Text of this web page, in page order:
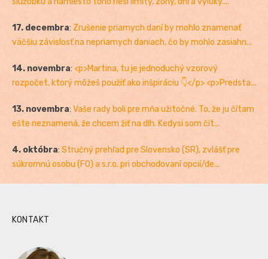
17. decembra: Zrušenie priamych daní by mohlo znamenať
väčšiu závislosť na nepriamych daniach, čo by mohlo zasiahn...
14. novembra: <p>Martina, tu je jednoduchý vzorový
rozpočet, ktorý môžeš použiť ako inšpiráciu 👇</p> <p>Predsta...
13. novembra: Vaše rady boli pre mňa užitočné. To, že ju čítam
ešte neznamená, že chcem žiť na dlh. Kedysi som čít...
4. októbra: Stručný prehľad pre Slovensko (SR), zvlášť pre
súkromnú osobu (FO) a s.r.o. pri obchodovaní opcií/de...
KONTAKT